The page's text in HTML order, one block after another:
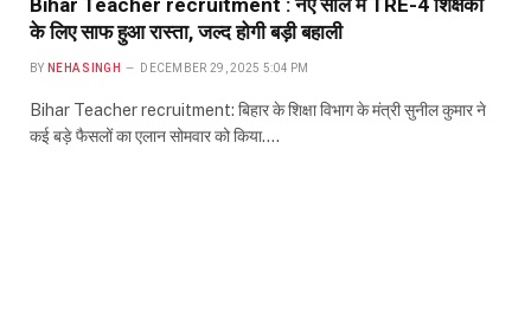
के लिए साफ हुआ रास्ता, जल्द होगी बड़ी बहाली
BY NEHA SINGH DECEMBER 29, 2025 5:04 PM
Bihar Teacher recruitment: बिहार के शिक्षा विभाग के मंत्री सुनील कुमार ने
कई बड़े फैसलों का एलान सोमवार को किया.…